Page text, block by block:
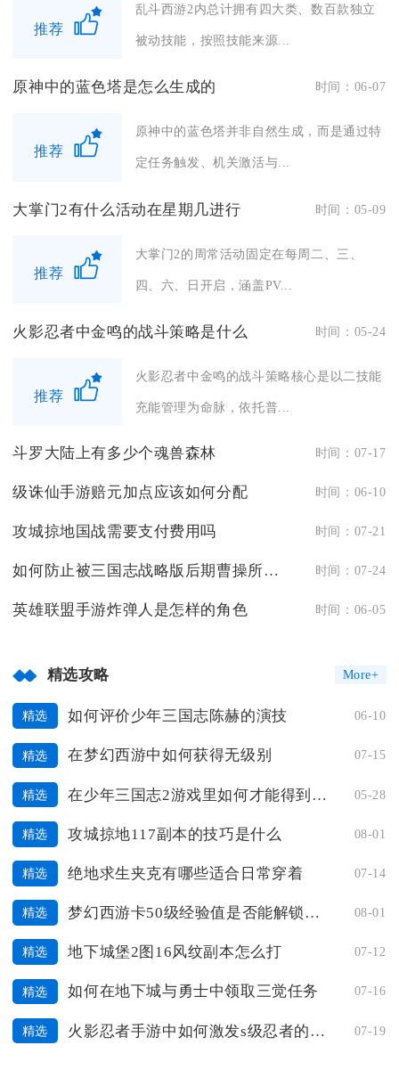
推荐
乱斗西游2内总计拥有四大类、数百款独立
被动技能，按照技能来源...
原神中的蓝色塔是怎么生成的 时间：06-07
推荐
原神中的蓝色塔并非自然生成，而是通过特
定任务触发、机关激活与...
大掌门2有什么活动在星期几进行 时间：05-09
推荐
大掌门2的周常活动固定在每周二、三、
四、六、日开启，涵盖PV...
火影忍者中金鸣的战斗策略是什么 时间：05-24
推荐
火影忍者中金鸣的战斗策略核心是以二技能
充能管理为命脉，依托普...
斗罗大陆上有多少个魂兽森林 时间：07-17
级诛仙手游赔元加点应该如何分配 时间：06-10
攻城掠地国战需要支付费用吗 时间：07-21
如何防止被三国志战略版后期曹操所击败 时间：07-24
英雄联盟手游炸弹人是怎样的角色 时间：06-05
精选攻略 More+
精选 如何评价少年三国志陈赫的演技 06-10
精选 在梦幻西游中如何获得无级别 07-15
精选 在少年三国志2游戏里如何才能得到金将 05-28
精选 攻城掠地117副本的技巧是什么 08-01
精选 绝地求生夹克有哪些适合日常穿着 07-14
精选 梦幻西游卡50级经验值是否能解锁新功能 08-01
精选 地下城堡2图16风纹副本怎么打 07-12
精选 如何在地下城与勇士中领取三觉任务 07-16
精选 火影忍者手游中如何激发s级忍者的潜能 07-19